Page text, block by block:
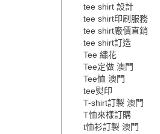
tee shirt 設計
tee shirt印刷服務
tee shirt廠價直銷
tee shirt訂造
Tee 繡花
Tee定做 澳門
Tee恤 澳門
tee熨印
T-shirt訂製 澳門
T恤來樣訂購
t恤衫訂製 澳門